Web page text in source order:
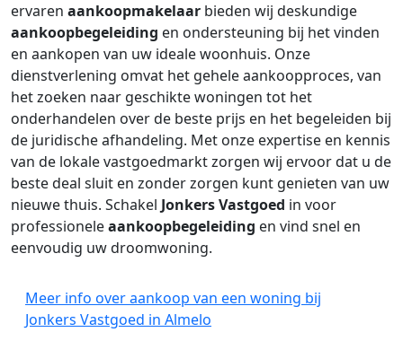
ervaren aankoopmakelaar bieden wij deskundige
aankoopbegeleiding en ondersteuning bij het vinden
en aankopen van uw ideale woonhuis. Onze
dienstverlening omvat het gehele aankoopproces, van
het zoeken naar geschikte woningen tot het
onderhandelen over de beste prijs en het begeleiden bij
de juridische afhandeling. Met onze expertise en kennis
van de lokale vastgoedmarkt zorgen wij ervoor dat u de
beste deal sluit en zonder zorgen kunt genieten van uw
nieuwe thuis. Schakel Jonkers Vastgoed in voor
professioneleaankoopbegeleiding en vind snel en
eenvoudig uw droomwoning.
Meer info over aankoop van een woning bij
Jonkers Vastgoed in Almelo